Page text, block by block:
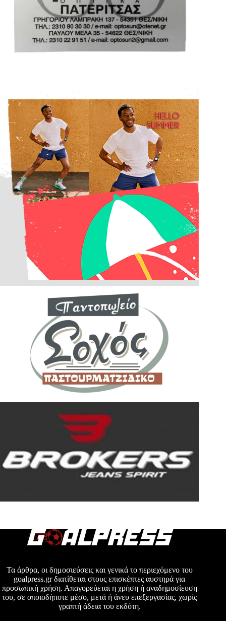
Τα άρθρα, οι δημοσιεύσεις και γενικά το περιεχόμενο του
goalpress.gr διατίθεται στους επισκέπτες αυστηρά για
προσωπική χρήση. Απαγορεύεται η χρήση ή αναδημοσίευση
του, σε οποιοδήποτε μέσο, μετά ή άνευ επεξεργασίας, χωρίς
γραπτή άδεια του εκδότη.